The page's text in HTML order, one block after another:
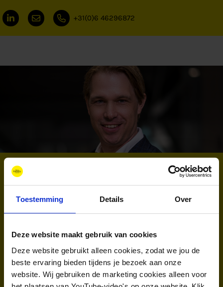
Toestemming Details Over
Deze website maakt gebruik van cookies
Deze website gebruikt alleen cookies, zodat we jou de
beste ervaring bieden tijdens je bezoek aan onze
website. Wij gebruiken de marketing cookies alleen voor
+31(0)6 46296872
Jogchem Meinema, Drs.
Projectmanager en expert Human capital
Als projectmanager zet ik mijn jarenlange ervaring
gebied van opleiding en ontwikkeling. Mijn
expertise ligt in het opzetten en implementeren
van educatieve programma’s die inspelen op de
behoeften van de arbeidsmarkt. Bij New Energy